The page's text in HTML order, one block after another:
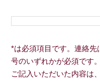
*は必須項目です。連絡
号のいずれかが必須です。
ご記入いただいた内容は